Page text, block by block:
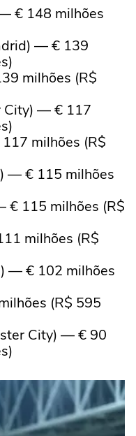
€ 148 milhões
— € 139
milhões (R$
City) — € 117
milhões (R$
— € 115 milhões
€ 115 milhões (R$
milhões (R$
— € 102 milhões
(R$ 595
City) — € 90